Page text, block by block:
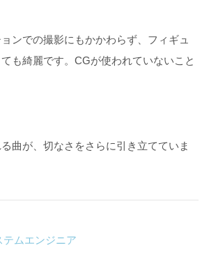
ンでの撮影にもかかわらず、フィギュ
も綺麗です。CGが使われていないこと
曲が、切なさをさらに引き立てていま
テムエンジニア